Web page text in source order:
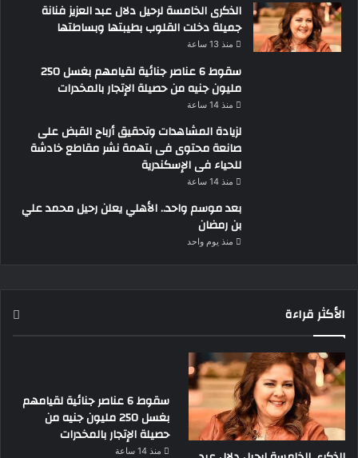
الذكرى الخامسة لرحيل دلال عبد العزيز فنانة
جميلة دخلت القلوب بطيبتها وبساطتها
منذ 13 ساعة
سقوط 6 عناصر جنائية لقيامهم بغسل 250
مليون جنيه من حصيلة الإتجار بالمخدرات
منذ 14 ساعة
لزيادة المشاهدات وتحقيق أرباح القبض على
صانعة محتوى فى بتهمة نشر مقاطع خادشة
للحياء فى الإسكندرية
منذ 14 ساعة
بعد موسم واحد.. الأهلي يعلن رحيل محمد علي
بن رمضان
منذ يوم واحد
الأكثر قراءة
سقوط 6 عناصر جنائية لقيامهم
بغسل 250 مليون جنيه من
حصيلة الإتجار بالمخدرات
منذ 14 ساعة